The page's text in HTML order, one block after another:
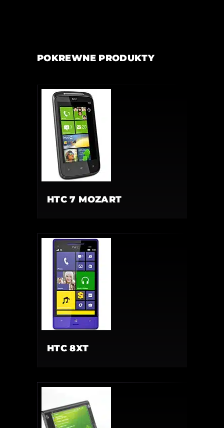
POKREWNE PRODUKTY
HTC 7 MOZART
HTC 8XT